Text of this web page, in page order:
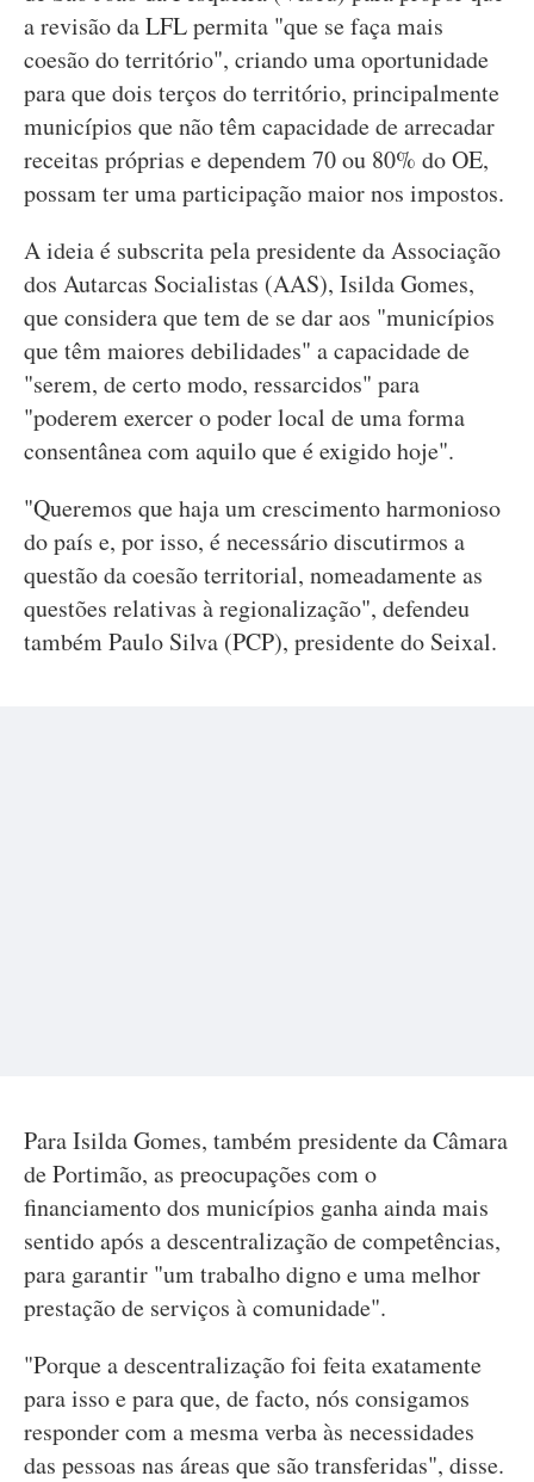
a revisão da LFL permita "que se faça mais
coesão do território", criando uma oportunidade
para que dois terços do território, principalmente
municípios que não têm capacidade de arrecadar
receitas próprias e dependem 70 ou 80% do OE,
possam ter uma participação maior nos impostos.
A ideia é subscrita pela presidente da Associação
dos Autarcas Socialistas (AAS), Isilda Gomes,
que considera que tem de se dar aos "municípios
que têm maiores debilidades" a capacidade de
"serem, de certo modo, ressarcidos" para
"poderem exercer o poder local de uma forma
consentânea com aquilo que é exigido hoje".
"Queremos que haja um crescimento harmonioso
do país e, por isso, é necessário discutirmos a
questão da coesão territorial, nomeadamente as
questões relativas à regionalização", defendeu
também Paulo Silva (PCP), presidente do Seixal.
Para Isilda Gomes, também presidente da Câmara
de Portimão, as preocupações com o
financiamento dos municípios ganha ainda mais
sentido após a descentralização de competências,
para garantir "um trabalho digno e uma melhor
prestação de serviços à comunidade".
"Porque a descentralização foi feita exatamente
para isso e para que, de facto, nós consigamos
responder com a mesma verba às necessidades
das pessoas nas áreas que são transferidas", disse.